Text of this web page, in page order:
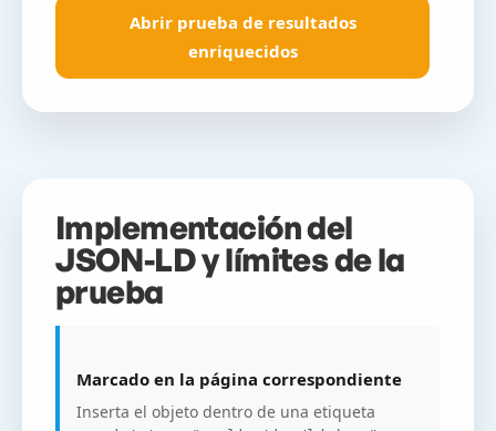
Abrir prueba de resultados
enriquecidos
Implementación del
JSON-LD y límites de la
prueba
Marcado en la página correspondiente
Inserta el objeto dentro de una etiqueta